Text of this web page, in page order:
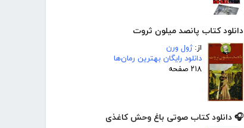
دانلود کتاب پانصد میلون ثروت
از:ژول ورن
دانلود رایگان بهترین رمان‌ها
۲۱۸ صفحه
🎧 دانلود کتاب صوتی باغ وحش کاغذی